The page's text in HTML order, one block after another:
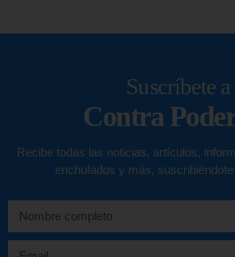
Suscríbete a
Contra
Recibe todas las noticias, artículos,
enchufados y más,